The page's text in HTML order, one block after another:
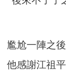
尷尬一陣之
他感謝江祖